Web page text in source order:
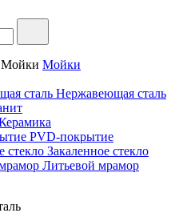
Мойки Мойки
Нержавеющая сталь
PVD-покрытие
Закаленное стекло
Литьевой мрамор